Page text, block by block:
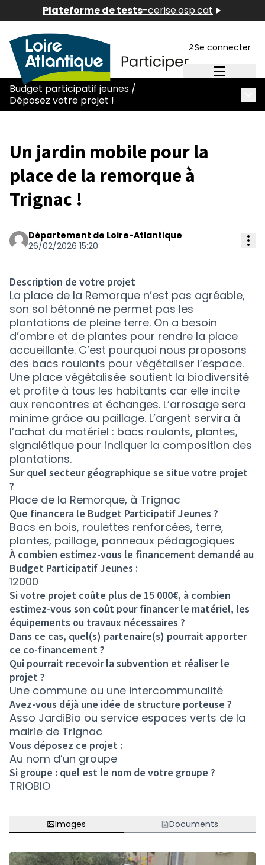
Plateforme de tests-cerise.osp.cat
Menu
Se connecter
Budget participatif jeunes /
Déposez votre projet !
Un jardin mobile pour la
place de la remorque à
Trignac !
Département de Loire-Atlantique
26/02/2026 15:20
Description de votre projet
La place de la Remorque n’est pas agréable,
son sol bétonné ne permet pas les
plantations de pleine terre. On a besoin
d’ombre et de plantes pour rendre la place
accueillante. C’est pourquoi nous proposons
des bacs roulants pour végétaliser l’espace.
Une place végétalisée soutient la biodiversité
et profite à tous les habitants car elle incite
aux rencontres et échanges. L’arrosage sera
minime grâce au paillage. L’argent servira à
l’achat du matériel : bacs roulants, plantes,
signalétique pour indiquer la composition des
plantations.
Sur quel secteur géographique se situe votre projet
?
Place de la Remorque, à Trignac
Que financera le Budget Participatif Jeunes ?
Bacs en bois, roulettes renforcées, terre,
plantes, paillage, panneaux pédagogiques
À combien estimez-vous le financement demandé au
Budget Participatif Jeunes :
12000
Si votre projet coûte plus de 15 000€, à combien
estimez-vous son coût pour financer le matériel, les
équipements ou travaux nécessaires ?
Dans ce cas, quel(s) partenaire(s) pourrait apporter
ce co-financement ?
Qui pourrait recevoir la subvention et réaliser le
projet ?
Une commune ou une intercommunalité
Avez-vous déjà une idée de structure porteuse ?
Asso JardiBio ou service espaces verts de la
mairie de Trignac
Vous déposez ce projet :
Au nom d’un groupe
Si groupe : quel est le nom de votre groupe ?
TRIOBIO
Images Documents